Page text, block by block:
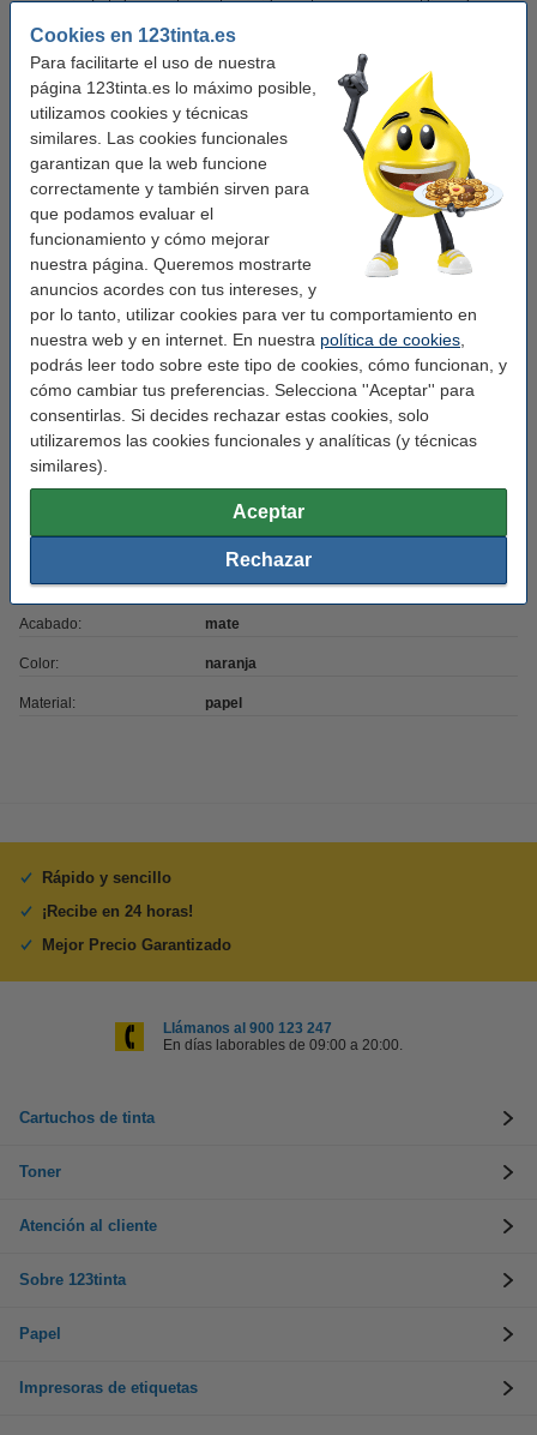
Cookies en 123tinta.es
Para facilitarte el uso de nuestra
página 123tinta.es lo máximo posible,
utilizamos cookies y técnicas
similares. Las cookies funcionales
garantizan que la web funcione
correctamente y también sirven para
que podamos evaluar el
funcionamiento y cómo mejorar
nuestra página. Queremos mostrarte
anuncios acordes con tus intereses, y
por lo tanto, utilizar cookies para ver tu comportamiento en
nuestra web y en internet. En nuestra política de cookies
podrás leer todo sobre este tipo de cookies, cómo funcionan, y
cómo cambiar tus preferencias. Selecciona ''Aceptar'' para
consentirlas. Si decides rechazar estas cookies, solo
utilizaremos las cookies funcionales y analíticas (y técnicas
similares).
Aceptar
Rechazar
necesario. Esto le permite ajustar rápidamente un envío o reutilizar el
material de embalaje.
Las etiquetas de envío 123tinta son ideales para etiquetar paquetes y
sobres para UPS. De esta manera, cada envío luce profesional.
NOTA: ¡Las etiquetas no son adecuadas para LabelWriter 5XL y 550!
¡Verás la diferencia en tu cartera!
Calidad superior
Mucho más asequible
Características
Marca:
etiquetas de envío
Medidas: 159 x 104 mm (AnxL)
Acabado: mate
Color: naranja
Material: papel
Rápido y sencillo
¡Recibe en 24 horas!
Mejor Precio Garantizado
Llámanos al 900 123 247
En días laborables de 09:00 a 20:00.
Cartuchos de tinta
Toner
Atención al cliente
Sobre 123tinta
Papel
Impresoras de etiquetas